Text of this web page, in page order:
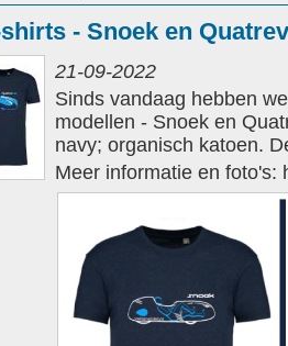
- Snoek en
21-09-2022
Sinds vandaag hebben
modellen - Snoek en
navy; organisch katoen.
Meer informatie en foto's: